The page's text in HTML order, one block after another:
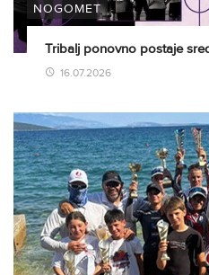
NOGOMET
Tribalj ponovno postaje
16.07.2026